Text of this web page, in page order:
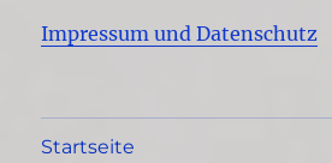
Impressum und Datenschutz
Startseite